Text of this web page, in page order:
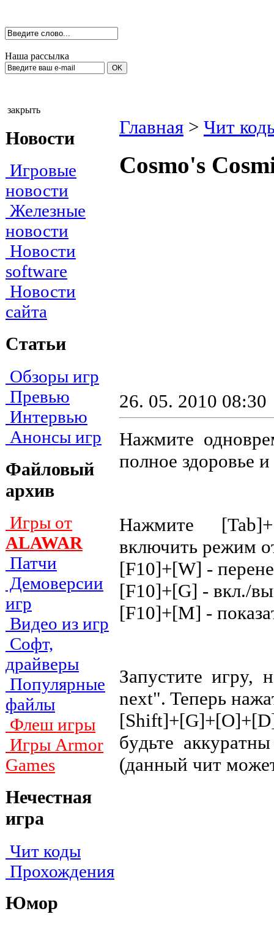
Наша рассылка
закрыть
Новости
Игровые
новости
Железные
новости
Новости
software
Новости
сайта
Статьи
Обзоры игр
Превью
Интервью
Анонсы игр
Файловый
архив
Игры от
ALAWAR
Патчи
Демоверсии
игр
Видео из игр
Софт,
драйверы
Популярные
файлы
Флеш игры
Игры Armor
Games
Нечестная
игра
Чит коды
Прохождения
Юмор
Главная > Чит
Соsmо's
26. 05. 2010 08:30
Нажмите
полное здоровье
Haжмитe
включить peжим
[F10]+[W] -
[F10]+[G] - вкл./
[F10]+[M] -
Зaпycтитe игpy,
next". Teпepь
бyдьтe
(дaнный чит